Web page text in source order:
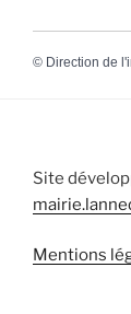
© Direction de
Site
Mentions